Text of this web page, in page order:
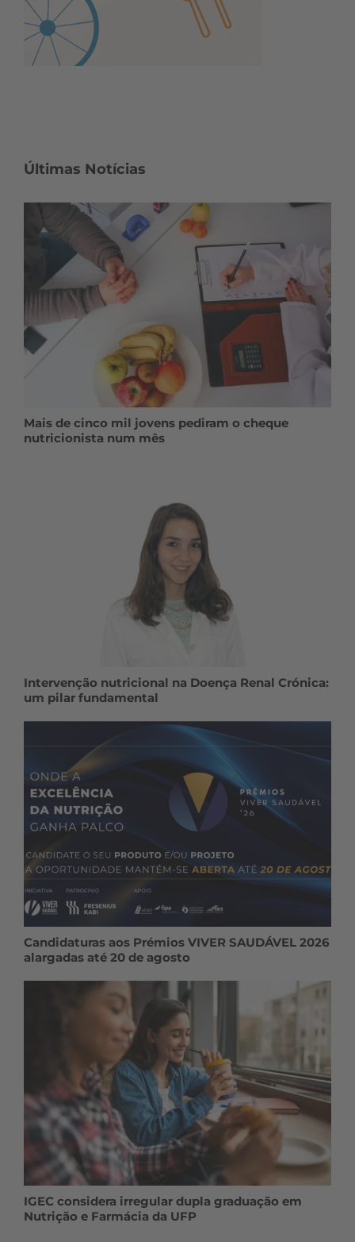
Últimas Notícias
Mais de cinco mil jovens pediram o cheque
nutricionista num mês
Intervenção nutricional na Doença Renal Crónica:
um pilar fundamental
Candidaturas aos Prémios VIVER SAUDÁVEL 2026
alargadas até 20 de agosto
IGEC considera irregular dupla graduação em
Nutrição e Farmácia da UFP